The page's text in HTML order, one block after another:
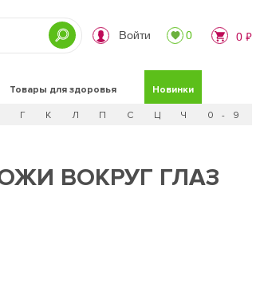
Войти 0 0 ₽
Новинки
Товары для здоровья
Г К Л П С Ц Ч 0 - 9
ВОКРУГ ГЛАЗ